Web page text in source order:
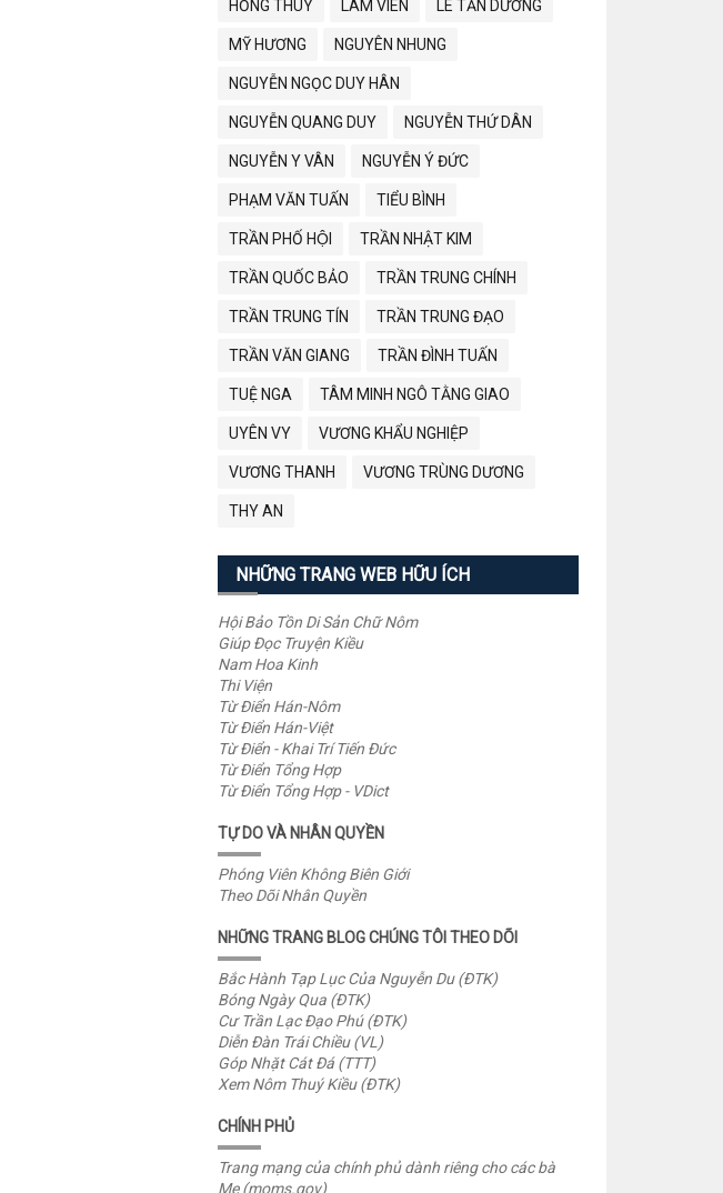
HỒNG THÚY LÂM VIÊN LÊ TẤN DƯƠNG
MỸ HƯƠNG NGUYÊN NHUNG
NGUYỄN NGỌC DUY HÂN
NGUYỄN QUANG DUY NGUYỄN THỨ DÂN
NGUYỄN Y VÂN NGUYỄN Ý ĐỨC
PHẠM VĂN TUẤN TIỂU BÌNH
TRẦN PHỐ HỘI TRẦN NHẬT KIM
TRẦN QUỐC BẢO TRẦN TRUNG CHÍNH
TRẦN TRUNG TÍN TRẦN TRUNG ĐẠO
TRẦN VĂN GIANG TRẦN ĐÌNH TUẤN
TUỆ NGA TÂM MINH NGÔ TẰNG GIAO
UYÊN VY VƯƠNG KHẨU NGHIỆP
VƯƠNG THANH VƯƠNG TRÙNG DƯƠNG
THY AN
NHỮNG TRANG WEB HỮU ÍCH
Hội Bảo Tồn Di Sản Chữ Nôm
Giúp Đọc Truyện Kiều
Nam Hoa Kinh
Thi Viện
Từ Điển Hán-Nôm
Từ Điển Hán-Việt
Từ Điển - Khai Trí Tiến Đức
Từ Điển Tổng Hợp
Từ Điển Tổng Hợp - VDict
TỰ DO VÀ NHÂN QUYỀN
Phóng Viên Không Biên Giới
Theo Dõi Nhân Quyền
NHỮNG TRANG BLOG CHÚNG TÔI THEO DÕI
Bắc Hành Tạp Lục Của Nguyễn Du (ĐTK)
Bóng Ngày Qua (ĐTK)
Cư Trần Lạc Đạo Phú (ĐTK)
Diễn Đàn Trái Chiều (VL)
Góp Nhặt Cát Đá (TTT)
Xem Nôm Thuý Kiều (ĐTK)
CHÍNH PHỦ
Trang mạng của chính phủ dành riêng cho các bà
Mẹ (moms.gov)